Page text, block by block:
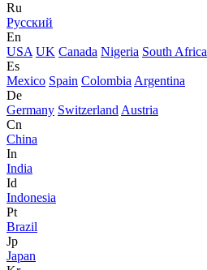
Ru
Русский
En
USA UK Canada Nigeria South Africa
Es
Mexico Spain Colombia Argentina
De
Germany Switzerland Austria
Cn
China
In
India
Id
Indonesia
Pt
Brazil
Jp
Japan